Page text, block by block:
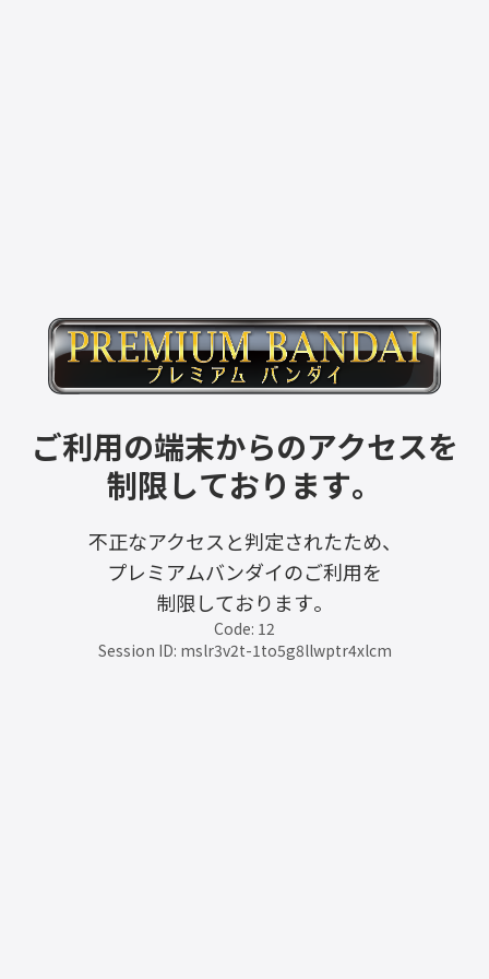
ご利用の端末からのアクセスを
制限しております。
不正なアクセスと判定されたため、
プレミアムバンダイのご利用を
制限しております。
Code: 12
Session ID: mslr3v2t-1to5g8llwptr4xlcm